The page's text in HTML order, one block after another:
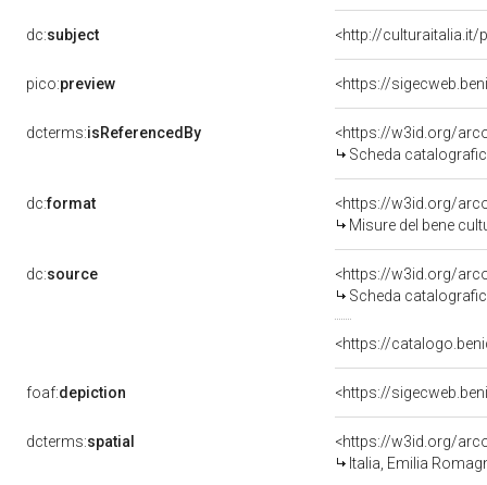
dc:subject <http://culturaitalia.it/
pico:preview <https://
dcterms:isReferencedBy
<https://w3id.org/
Scheda
dc:format
<https://w3id.org/
Misure del bene
dc:source
<https://w3id.org/
Scheda
<https://
foaf:depiction <https://
dcterms:spatial
<https://w3id.org/
Italia, Emilia